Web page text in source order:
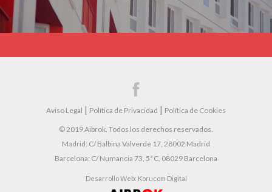
Aviso Legal | Política de Privacidad | Política de Cookies
© 2019 Aibrok. Todos los derechos reservados.
Madrid: C/ Balbina Valverde 17, 28002 Madrid
Barcelona: C/ Numancia 73, 5ª C, 08029 Barcelona
Desarrollo Web: Korucom Digital